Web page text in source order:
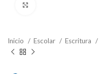
Inicio Escolar Escritura